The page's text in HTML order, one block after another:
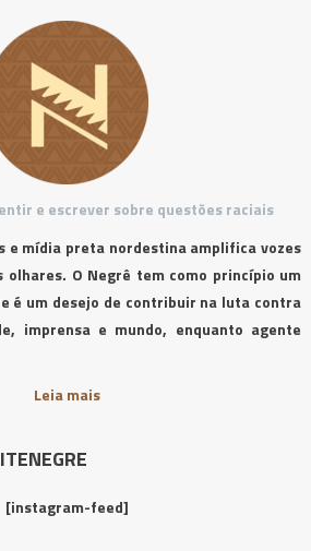
e escrever sobre questões raciais
e mídia preta nordestina amplifica vozes
olhares. O Negrê tem como princípio um
é um desejo de contribuir na luta contra
imprensa e mundo, enquanto agente
Leia mais
[instagram-feed]